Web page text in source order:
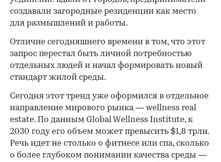
создавали загородные резиденции как место
для размышлений и работы.
Отличие сегодняшнего времени в том, что этот
запрос перестал быть личной потребностью
отдельных людей и начал формировать новый
стандарт жилой среды.
Сегодня этот тренд уже оформился в отдельное
направление мирового рынка — wellness real
estate. По данным Global Wellness Institute, к
2030 году его объем может превысить $1,8 трлн.
Речь идет не столько о фитнесе или спа, сколько
о более глубоком понимании качества среды —